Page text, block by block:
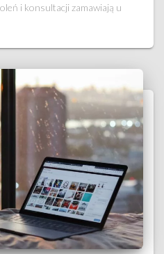
i konsultacji zamawiają u